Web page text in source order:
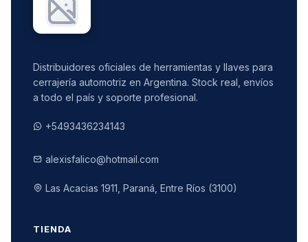
Distribuidores oficiales de herramientas y llaves para
cerrajería automotriz en Argentina. Stock real, envíos
a todo el país y soporte profesional.
+5493436234143
alexisfalico@hotmail.com
Las Acacias 1911, Paraná, Entre Ríos (3100)
TIENDA